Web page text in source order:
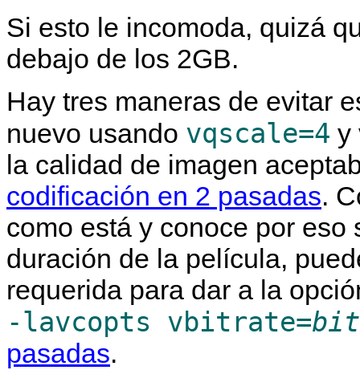
Si esto le incomoda, quizá
debajo de los 2GB.
Hay tres maneras de evitar
nuevo usando vqscale=4 y
la calidad de imagen
codificación en 2 pasadas.
como está y conoce por
duración de la película,
requerida para dar a la
-lavcopts vbitrate=
pasadas.